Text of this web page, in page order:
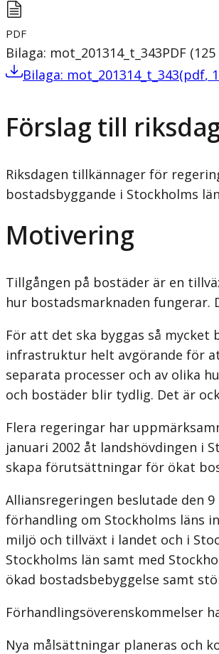
PDF
Bilaga: mot_201314_t_343PDF (125
Bilaga: mot_201314_t_343(pdf,
Förslag till
Riksdagen tillkännager för
bostadsbyggande i Stockholms
Motivering
Tillgången på bostäder är en
hur bostadsmarknaden
För att det ska byggas så
infrastruktur helt avgörande för
separata processer och av olika
och bostäder blir tydlig. Det är
Flera regeringar har
januari 2002 åt landshövdingen i
skapa förutsättningar för ökat
Alliansregeringen beslutade den
förhandling om Stockholms
miljö och tillväxt i landet och i
Stockholms län samt med
ökad bostadsbebyggelse samt
Förhandlingsöverenskommelser
Nya målsättningar planeras och